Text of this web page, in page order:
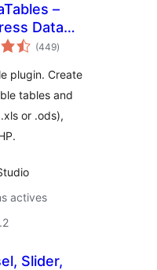
–
Data
(449puntuacions
totals
)
plugin. Create
tables and
or .ods),
actives
Slider,